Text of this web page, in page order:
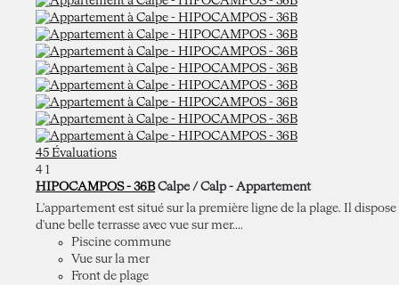
45 Évaluations
4 1
HIPOCAMPOS - 36B Calpe / Calp - Appartement
L'appartement est situé sur la première ligne de la plage. Il dispose
d'une belle terrasse avec vue sur mer....
Piscine commune
Vue sur la mer
Front de plage